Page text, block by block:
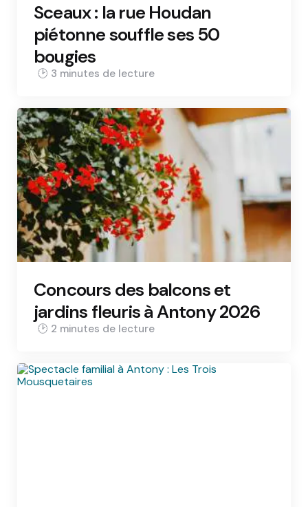
Sceaux : la rue Houdan
piétonne souffle ses 50
bougies
3 min
Concours des balcons et
jardins fleuris à Antony 2026
2 min